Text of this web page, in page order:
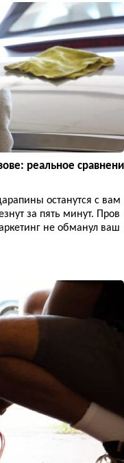
реальное сравнени
останутся с вам
за пять минут. Пров
не обманул ваш